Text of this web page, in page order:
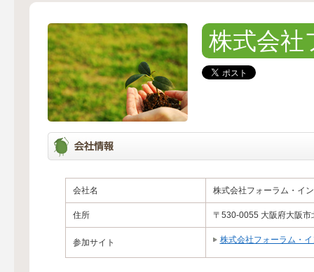
株式会社
会社名 株式会社フォーラム・イン
住所 〒530-0055 大阪府大阪
参加サイト 株式会社フォーラム・イ